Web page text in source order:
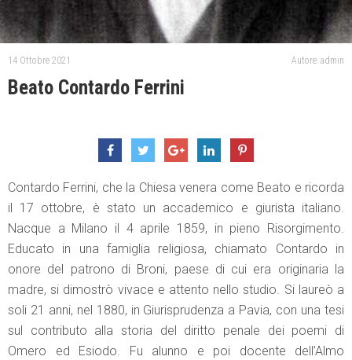
14 Ottobre 2021 Autore: admin
Beato Contardo Ferrini
Contardo Ferrini, che la Chiesa venera come Beato e ricorda
il 17 ottobre, è stato un accademico e giurista italiano.
Nacque a Milano il 4 aprile 1859, in pieno Risorgimento.
Educato in una famiglia religiosa, chiamato Contardo in
onore del patrono di Broni, paese di cui era originaria la
madre, si dimostrò vivace e attento nello studio. Si laureò a
soli 21 anni, nel 1880, in Giurisprudenza a Pavia, con una tesi
sul contributo alla storia del diritto penale dei poemi di
Omero ed Esiodo. Fu alunno e poi docente dell’Almo